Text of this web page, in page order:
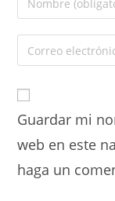
Guardar mi
web en este
haga un